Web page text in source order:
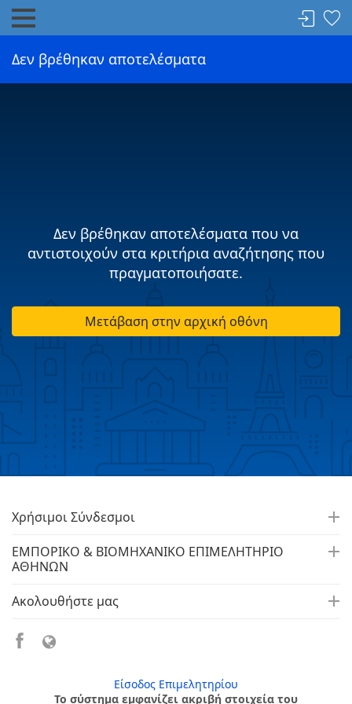
Δεν βρέθηκαν αποτελέσματα
Δεν βρέθηκαν αποτελέσματα που να
αντιστοιχούν στα κριτήρια αναζήτησης που
πραγματοποιήσατε.
Μετάβαση στην αρχική οθόνη
Χρήσιμοι Σύνδεσμοι
ΕΜΠΟΡΙΚΟ & ΒΙΟΜΗΧΑΝΙΚΟ ΕΠΙΜΕΛΗΤΗΡΙΟ
ΑΘΗΝΩΝ
Ακολουθήστε μας
Είσοδος Επιμελητηρίου
Το σύστημα εμφανίζει ακριβή στοιχεία του